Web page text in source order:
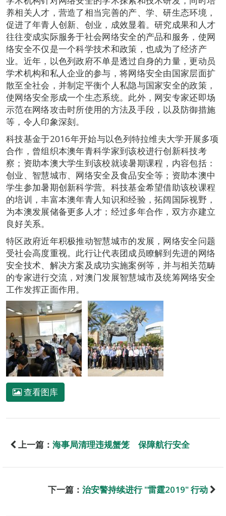
养相关人才，营造了相当完善的产、学、研生态环境，
促进了年青人创新、创业，成效显着。研究成果和人才
往往变成实际服务于社会网络安全的产品和服务，使网
络安全不仅是一个科学技术和政策，也成为了经济产
业。近年，以色列政府不单是透过自身的力量，更动员
学术机构和私人企业的参与，将网络安全由国家层面扩
散至全社会，并制定平衡个人私隐与国家安全的政策，
使网络安全形成一个生态系统。此外，网安专家还即场
示范在网络攻击时所使用的方法及手段，以及防御措施
等，令人印象深刻。
科技基金于2016年开始与以色列特拉维夫大学开展多项
合作，曾组织本澳年青科学家到该校进行创新科技考
察；资助本澳大学生到该校就读暑期课程，内容包括：
创业、智慧城市、网络安全及食品安全等；资助本澳中
学生参加暑期创新科学营。科技基金希望借助该校课程
的培训，丰富本澳年青人知识和经验，拓阔国际视野，
为本澳发展储备更多人才；经过多年合作，双方亦建立
良好关系。
特区政府近年积极推动智慧城市的发展，网络安全问题
受社会高度重视。此行让代表团成员瞭解到先进的网络
安全技术、解决方案及成功实施案例等，并与相关范畴
的专家进行交流，对澳门发展智慧城市及统筹网络安全
工作发挥正面作用。
查看图库
上一篇： 海事局清理违规蟹笼 保障航行安全
下一篇： 治安警持续进行 "雷霆2019" 行动